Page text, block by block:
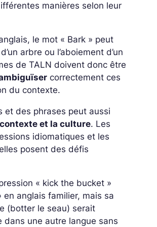
manières selon leur
le mot « Bark » peut
arbre ou l’aboiement d’un
de TALN doivent donc être
correctement ces
du contexte.
et des phrases peut aussi
et la culture. Les
idiomatiques et les
posent des défis
« kick the bucket »
en anglais familier, mais sa
(botter le seau) serait
dans une autre langue sans